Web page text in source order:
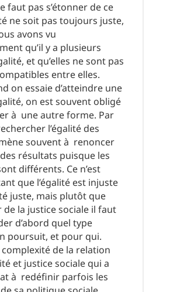
faut pas s’étonner de ce
ne soit pas toujours juste,
avons vu
qu’il y a plusieurs
et qu’elles ne sont pas
entre elles.
on essaie d’atteindre une
on est souvent obligé
à une autre forme. Par
l’égalité des
souvent à renoncer
résultats puisque les
différents. Ce n’est
que l’égalité est injuste
juste, mais plutôt que
la justice sociale il faut
d’abord quel type
poursuit, et pour qui.
complexité de la relation
et justice sociale qui a
à redéfinir parfois les